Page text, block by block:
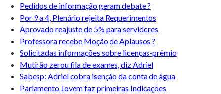
Pedidos de informação geram debate ?
Por 9 a 4, Plenário rejeita Requerimentos
Aprovado reajuste de 5% para servidores
Professora recebe Moção de Aplausos ?
Solicitadas informações sobre licenças-prêmio
Mutirão zerou fila de exames, diz Adriel
Sabesp: Adriel cobra isenção da conta de água
Parlamento Jovem faz primeiras Indicações